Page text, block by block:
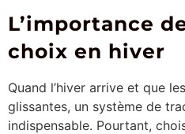
L’importance
choix en hiver
Quand l’hiver arrive et que
glissantes, un système de
indispensable. Pourtant,